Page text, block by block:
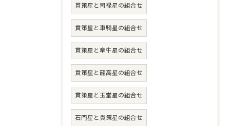
貫策星と司禄星の組合せ
貫策星と車騎星の組合せ
貫策星と牽牛星の組合せ
貫策星と龍高星の組合せ
貫策星と玉堂星の組合せ
石門星と貫策星の組合せ